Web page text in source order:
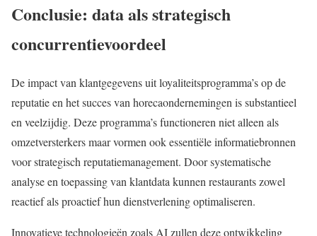
Conclusie: data als strategisch
concurrentievoordeel
De impact van klantgegevens uit loyaliteitsprogramma’s op de
reputatie en het succes van horecaondernemingen is substantieel
en veelzijdig. Deze programma’s functioneren niet alleen als
omzetversterkers maar vormen ook essentiële informatiebronnen
voor strategisch reputatiemanagement. Door systematische
analyse en toepassing van klantdata kunnen restaurants zowel
reactief als proactief hun dienstverlening optimaliseren.
Innovatieve technologieën zoals AI zullen deze ontwikkeling